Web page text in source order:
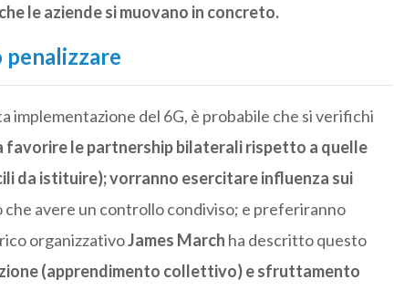
le aziende si muovano in concreto.
penalizzare
implementazione del 6G, è probabile che si verifichi
favorire le partnership bilaterali rispetto a quelle
da istituire); vorranno esercitare influenza sui
avere un controllo condiviso; e preferiranno
organizzativoJames March ha descritto questo
(apprendimento collettivo) e sfruttamento